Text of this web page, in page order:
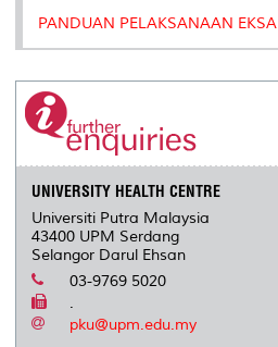
PANDUAN PELAKSANAAN EKSA
UNIVERSITY HEALTH CENTRE
Universiti Putra Malaysia
43400 UPM Serdang
Selangor Darul Ehsan
03-9769 5020
.
pku@upm.edu.my